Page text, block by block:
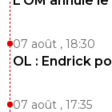
07 août , 18:30
OL : Endrick
07 août , 17:35